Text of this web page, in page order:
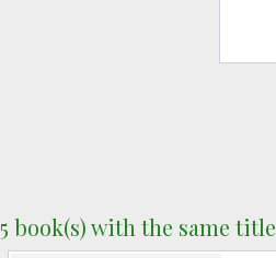
5 book(s) with the same title